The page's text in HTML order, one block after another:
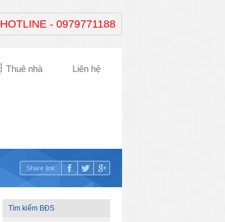
HOTLINE - 0979771188
Thuê nhà Liên hệ
Share link
Tìm kiếm BĐS